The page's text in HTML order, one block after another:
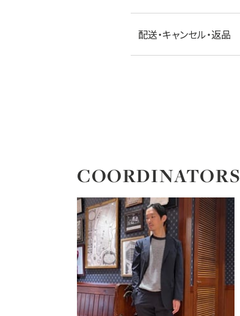
配送・キャンセル・返品
COORDINATORS